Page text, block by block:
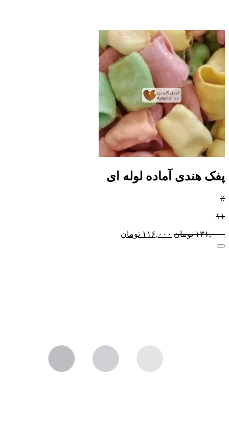
پفک هندی آماده لوله ای
٪
۱۱
۱۳۱,۰۰۰ تومان ۱۱۶,۰۰۰ تومان